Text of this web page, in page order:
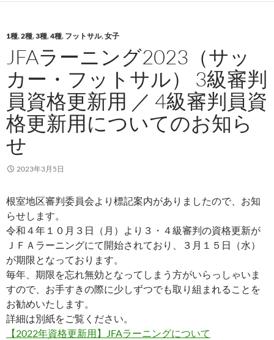
1種,2種,3種,4種, フットサル,女子
JFAラーニング2023（サッ
カー・フットサル） 3級審判
員資格更新用 ／ 4級審判員資
格更新用についてのお知ら
せ
2023年3月5日
根室地区審判委員会より標記案内がありましたので、お知
らせします。
令和４年１０月３日（月）より３・４級審判の資格更新が
ＪＦＡラーニングにて開始されており、３月１５日（水）
が期限となっております。
毎年、期限を忘れ無効となってしまう方がいらっしゃいま
すので、お手すきの際に少しずつでも取り組まれることを
お勧めいたします。
詳細は別紙をご覧ください。
【2022年資格更新用】JFAラーニングについて